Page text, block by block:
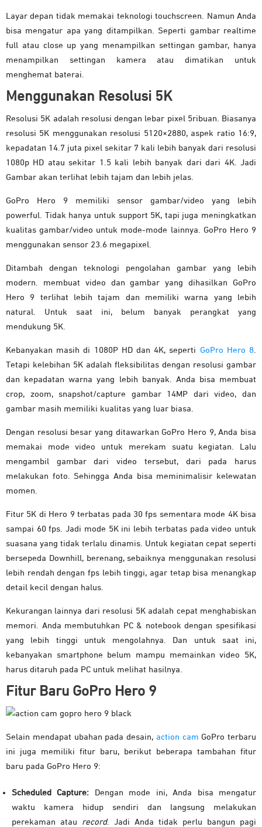
Layar depan tidak memakai teknologi touchscreen. Namun Anda
bisa mengatur apa yang ditampilkan. Seperti gambar realtime
full atau close up yang menampilkan settingan gambar, hanya
menampilkan settingan kamera atau dimatikan untuk
menghemat baterai.
Menggunakan Resolusi 5K
Resolusi 5K adalah resolusi dengan lebar pixel 5ribuan. Biasanya
resolusi 5K menggunakan resolusi 5120×2880, aspek ratio 16:9,
kepadatan 14.7 juta pixel sekitar 7 kali lebih banyak dari resolusi
1080p HD atau sekitar 1.5 kali lebih banyak dari dari 4K. Jadi
Gambar akan terlihat lebih tajam dan lebih jelas.
GoPro Hero 9 memiliki sensor gambar/video yang lebih
powerful. Tidak hanya untuk support 5K, tapi juga meningkatkan
kualitas gambar/video untuk mode-mode lainnya. GoPro Hero 9
menggunakan sensor 23.6 megapixel.
Ditambah dengan teknologi pengolahan gambar yang lebih
modern. membuat video dan gambar yang dihasilkan GoPro
Hero 9 terlihat lebih tajam dan memiliki warna yang lebih
natural. Untuk saat ini, belum banyak perangkat yang
mendukung 5K.
Kebanyakan masih di 1080P HD dan 4K, seperti GoPro Hero 8
Tetapi kelebihan 5K adalah fleksibilitas dengan resolusi gambar
dan kepadatan warna yang lebih banyak. Anda bisa membuat
crop, zoom, snapshot/capture gambar 14MP dari video, dan
gambar masih memiliki kualitas yang luar biasa.
Dengan resolusi besar yang ditawarkan GoPro Hero 9, Anda bisa
memakai mode video untuk merekam suatu kegiatan. Lalu
mengambil gambar dari video tersebut, dari pada harus
melakukan foto. Sehingga Anda bisa meminimalisir kelewatan
momen.
Fitur 5K di Hero 9 terbatas pada 30 fps sementara mode 4K bisa
sampai 60 fps. Jadi mode 5K ini lebih terbatas pada video untuk
suasana yang tidak terlalu dinamis. Untuk kegiatan cepat seperti
bersepeda Downhill, berenang, sebaiknya menggunakan resolusi
lebih rendah dengan fps lebih tinggi, agar tetap bisa menangkap
detail kecil dengan halus.
Kekurangan lainnya dari resolusi 5K adalah cepat menghabiskan
memori. Anda membutuhkan PC & notebook dengan spesifikasi
yang lebih tinggi untuk mengolahnya. Dan untuk saat ini,
kebanyakan smartphone belum mampu memainkan video 5K,
harus ditaruh pada PC untuk melihat hasilnya.
Fitur Baru GoPro Hero 9
Selain mendapat ubahan pada desain, action cam GoPro terbaru
ini juga memiliki fitur baru, berikut beberapa tambahan fitur
baru pada GoPro Hero 9:
Scheduled Capture: Dengan mode ini, Anda bisa mengatur
waktu kamera hidup sendiri dan langsung melakukan
perekaman atau record. Jadi Anda tidak perlu bangun pagi